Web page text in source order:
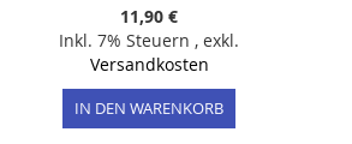
11,90 €
Inkl. 7% Steuern , exkl.
Versandkosten
IN DEN WARENKORB